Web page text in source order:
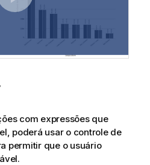
com expressões que
poderá usar o controle de
permitir que o usuário